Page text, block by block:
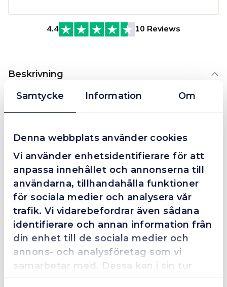
Samtycke Information Om
Denna webbplats använder cookies
Vi använder enhetsidentifierare för att
anpassa innehållet och annonserna till
användarna, tillhandahålla funktioner
för sociala medier och analysera vår
trafik. Vi vidarebefordrar även sådana
identifierare och annan information från
din enhet till de sociala medier och
annons- och analysföretag som vi
samarbetar med. Dessa kan i sin tur
kombinera informationen med annan
4.4 10 Reviews
Beskrivning
Allt du behöver för mjuklödning!
Tänds med extern tändare.
Av högsta kvalité.
Kombinerar med
I lager